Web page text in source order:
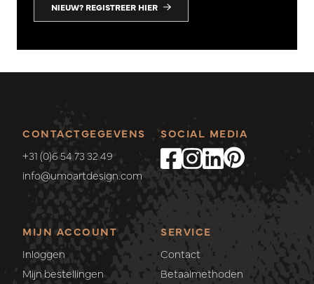
NIEUW? REGISTREER HIER
CONTACTGEGEVENS
+31 (0)6 54 73 32 49
info@umoartdesign.com
MIJN ACCOUNT
Inloggen
Mijn bestellingen
SERVICE
Contact
Betaalmethoden
SOCIAL MEDIA